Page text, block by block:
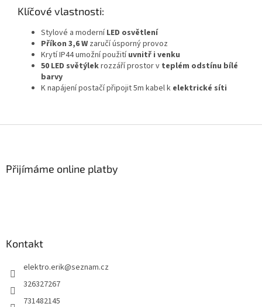
Klíčové vlastnosti:
Stylové a moderníLED osvětlení
Příkon 3,6 W zaručí úsporný provoz
Krytí IP44 umožní použitíuvnitř i venku
50 LED světýlekrozzáří prostor v teplém odstínu bílé
barvy
K napájení postačí připojit 5m kabel k elektrické síti
Přijímáme online platby
Kontakt
elektro.erik@seznam.cz
326327267
731482145